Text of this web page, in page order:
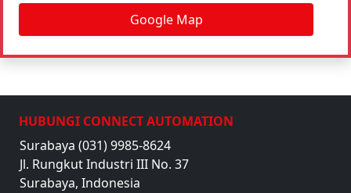
Google Map
HUBUNGI CONNECT AUTOMATION
Surabaya (031) 9985-8624
Jl. Rungkut Industri III No. 37
Surabaya, Indonesia